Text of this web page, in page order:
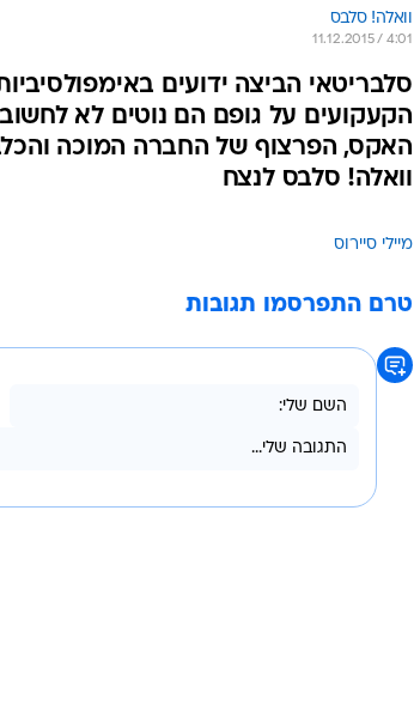
וואלה! סלבס
11.12.2015 / 4:01
סלבריטאי הביצה ידועים
הקעקועים על גופם הם נוטים לא
האקס, הפרצוף של החברה המוכה
וואלה! סלבס לנצח
מיילי סיירוס
טרם התפרסמו תגובות